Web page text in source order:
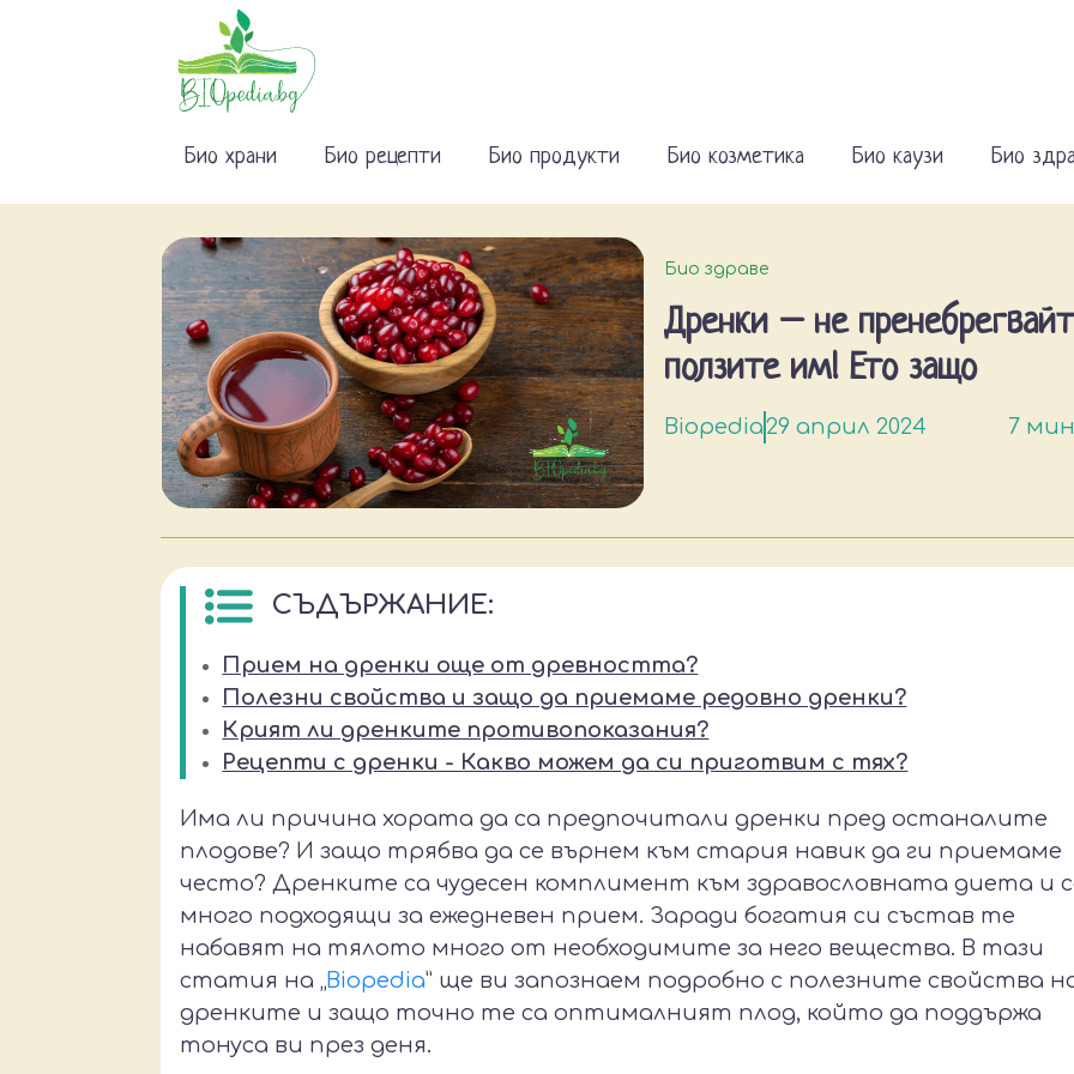
Био храни Био рецепти Био продукти Био козметика Био каузи Био
Био здраве
Дренки – не
ползите им! Ето защо
Biopedia29 април 2024 7
СЪДЪРЖАНИЕ:
Прием на дренки още от древността?
Полезни свойства и защо да приемаме редовно дренки?
Крият ли дренките противопоказания?
Рецепти с дренки - Какво можем да си приготвим с тях?
Има ли причина хората да са предпочитали дренки пред останалите
плодове? И защо трябва да се върнем към стария навик да ги приемаме
често? Дренките са чудесен комплимент към здравословната диета и
много подходящи за ежедневен прием. Заради богатия си състав те
набавят на тялото много от необходимите за него вещества. В тази
статия на „Biopedia” ще ви запознаем подробно с полезните свойства
дренките и защо точно те са оптималният плод, който да поддържа
тонуса ви през деня.